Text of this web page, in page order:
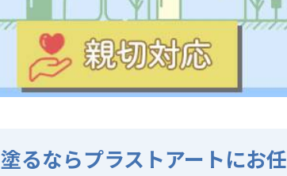
るならプラストアートにお任